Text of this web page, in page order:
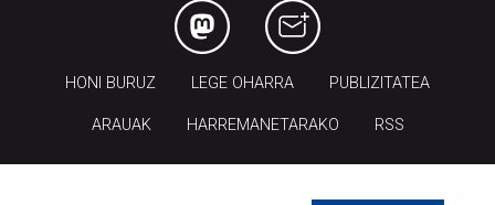
HONI BURUZ LEGE OHARRA PUBLIZITATEA
ARAUAK HARREMANETARAKO RSS